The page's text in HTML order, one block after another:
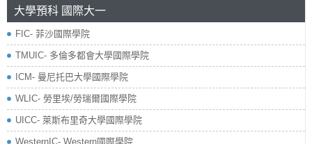
大學預科 國際大一
FIC- 菲沙國際學院
TMUIC- 多倫多都會大學國際學院
ICM- 曼尼托巴大學國際學院
WLIC- 勞里埃/勞瑞爾國際學院
UICC- 萊斯布里奇大學國際學院
WesternIC- Western國際學院